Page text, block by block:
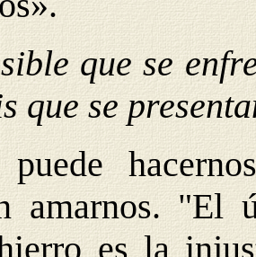
que se
que se
puede
amarnos. "El
es la